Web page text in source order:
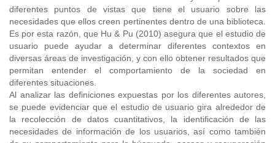
diferentes puntos de vistas que tiene el usuario sobre las
necesidades que ellos creen pertinentes dentro de una biblioteca.
Es por esta razón, que Hu & Pu (2010) asegura que el estudio de
usuario puede ayudar a determinar diferentes contextos en
diversas áreas de investigación, y con ello obtener resultados que
permitan entender el comportamiento de la sociedad en
diferentes situaciones.
Al analizar las definiciones expuestas por los diferentes autores,
se puede evidenciar que el estudio de usuario gira alrededor de
la recolección de datos cuantitativos, la identificación de las
necesidades de información de los usuarios, así como también